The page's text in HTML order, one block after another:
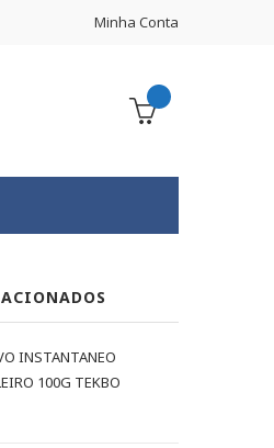
Minha Conta
INSTANTANEO
100G TEKBO